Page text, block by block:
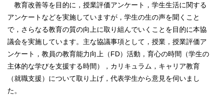
教育改善等を目的に，授業評価アンケート，学生生活に関する
アンケートなどを実施していますが，学生の生の声を聞くこと
で，さらなる教育の質の向上に取り組んでいくことを目的に本協
議会を実施しています。主な協議事項として，授業，授業評価ア
ンケート，教員の教育能力向上（FD）活動，育心の時間（学生の
主体的な学びを支援する時間），カリキュラム，キャリア教育
（就職支援）について取り上げ，代表学生から意見を伺いまし
た。